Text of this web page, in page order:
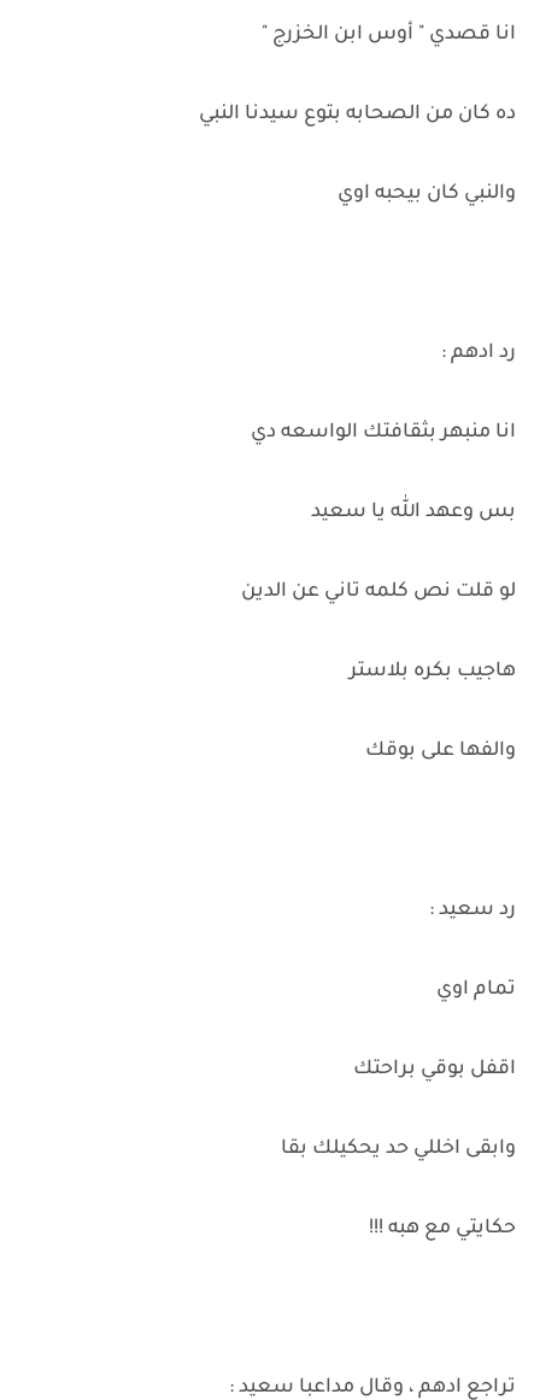
انا قصدي " أوس ابن الخزرج "
ده كان من الصحابه بتوع سيدنا النبي
والنبي كان بيحبه اوي
رد ادهم :
انا منبهر بثقافتك الواسعه دي
بس وعهد الله يا سعيد
لو قلت نص كلمه تاني عن الدين
هاجيب بكره بلاستر
والفها على بوقك
رد سعيد :
تمام اوي
اقفل بوقي براحتك
وابقى اخللي حد يحكيلك بقا
حكايتي مع هبه !!!
تراجع ادهم ، وقال مداعبا سعيد :